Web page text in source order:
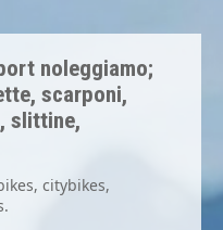
noleggiamo;
scarponi,
slittine,
citybikes,